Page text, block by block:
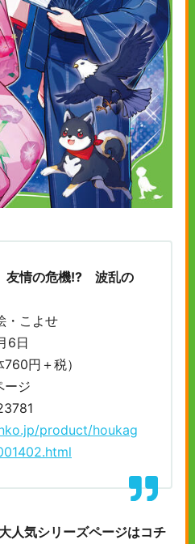
友情の危機!? 波乱の
・こよせ
6日
円＋税）
ージ
product/houkag
人気シリーズページはコチ